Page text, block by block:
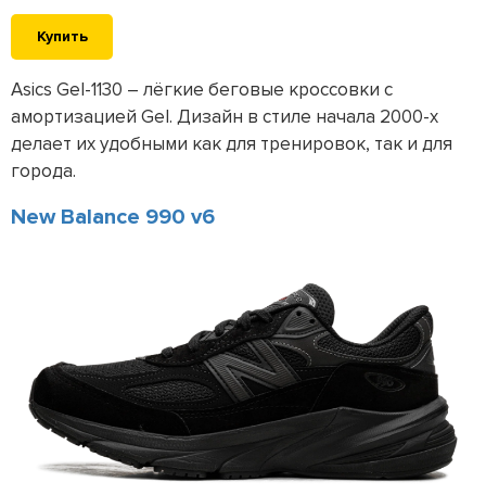
Купить
Asics Gel-1130 – лёгкие беговые кроссовки с
амортизацией Gel. Дизайн в стиле начала 2000-х
делает их удобными как для тренировок, так и для
города.
New Balance 990 v6